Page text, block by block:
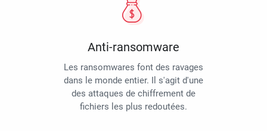
Anti-ransomware
Les ransomwares font des ravages
dans le monde entier. Il s'agit d'une
des attaques de chiffrement de
fichiers les plus redoutées.